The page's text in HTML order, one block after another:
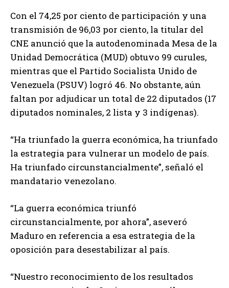
Con el 74,25 por ciento de participación y una
transmisión de 96,03 por ciento, la titular del
CNE anunció que la autodenominada Mesa de la
Unidad Democrática (MUD) obtuvo 99 curules,
mientras que el Partido Socialista Unido de
Venezuela (PSUV) logró 46. No obstante, aún
faltan por adjudicar un total de 22 diputados (17
diputados nominales, 2 lista y 3 indígenas).
“Ha triunfado la guerra económica, ha triunfado
la estrategia para vulnerar un modelo de país.
Ha triunfado circunstancialmente”, señaló el
mandatario venezolano.
“La guerra económica triunfó
circunstancialmente, por ahora”, aseveró
Maduro en referencia a esa estrategia de la
oposición para desestabilizar al país.
“Nuestro reconocimiento de los resultados